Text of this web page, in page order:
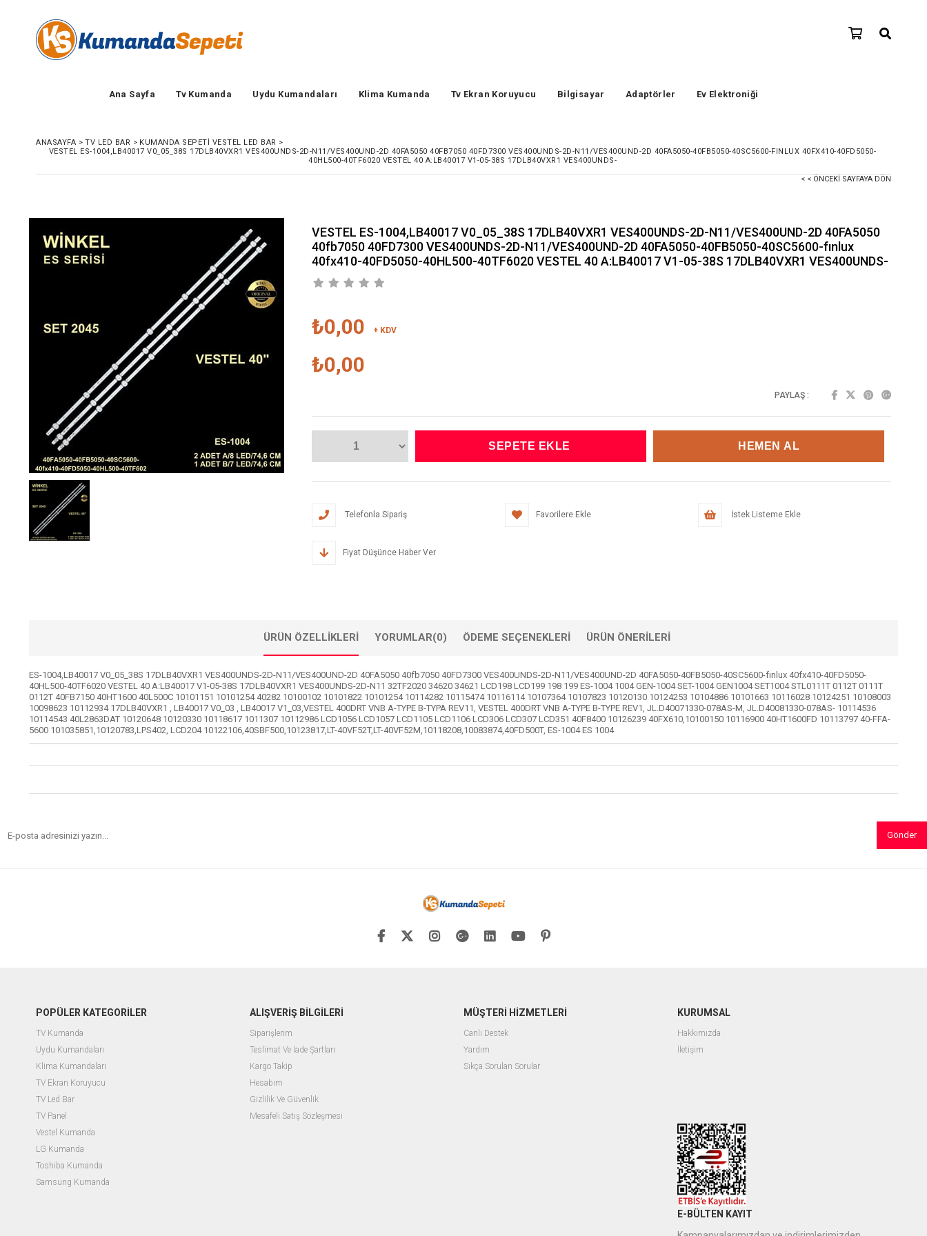
Ana Sayfa Tv Kumanda Uydu Kumandaları Klima Kumanda Tv Ekran Koruyucu Bilgisayar Adaptörler Ev Elektroniği
ANASAYFA > TV LED BAR > KUMANDA SEPETI VESTEL LED BAR >
VESTEL ES-1004,LB40017 V0_05_38S 17DLB40VXR1 VES400UNDS-2D-N11/VES400UND-2D 40FA5050 40FB7050 40FD7300 VES400UNDS-2D-N11/VES400UND-2D 40FA5050-40FB5050-40SC5600-FINLUX 40FX410-40FD5050-
40HL500-40TF6020 VESTEL 40 A:LB40017 V1-05-38S 17DLB40VXR1 VES400UNDS-
< < ÖNCEKI SAYFAYA DÖN
VESTEL ES-1004,LB40017 V0_05_38S 17DLB40VXR1 VES400UNDS-2D-N11/VES400UND-2D 40FA5050
40fb7050 40FD7300 VES400UNDS-2D-N11/VES400UND-2D 40FA5050-40FB5050-40SC5600-fınlux
40fx410-40FD5050-40HL500-40TF6020 VESTEL 40 A:LB40017 V1-05-38S 17DLB40VXR1 VES400UNDS-
₺0,00 + KDV
₺0,00
PAYLAŞ :
Telefonla Sipariş Favorilere Ekle İstek Listeme Ekle
Fiyat Düşünce Haber Ver
ÜRÜN ÖZELLIKLERI YORUMLAR(0) ÖDEME SEÇENEKLERI ÜRÜN ÖNERILERI
ES-1004,LB40017 V0_05_38S 17DLB40VXR1 VES400UNDS-2D-N11/VES400UND-2D 40FA5050 40fb7050 40FD7300 VES400UNDS-2D-N11/VES400UND-2D 40FA5050-40FB5050-40SC5600-fınlux 40fx410-40FD5050-
40HL500-40TF6020 VESTEL 40 A:LB40017 V1-05-38S 17DLB40VXR1 VES400UNDS-2D-N11 32TF2020 34620 34621 LCD198 LCD199 198 199 ES-1004 1004 GEN-1004 SET-1004 GEN1004 SET1004 STL0111T 0112T 0111T
0112T 40FB7150 40HT1600 40L500C 10101151 10101254 40282 10100102 10101822 10101254 10114282 10115474 10116114 10107364 10107823 10120130 10124253 10104886 10101663 10116028 10124251 10108003
10098623 10112934 17DLB40VXR1 , LB40017 V0_03 , LB40017 V1_03,VESTEL 400DRT VNB A-TYPE B-TYPA REV11, VESTEL 400DRT VNB A-TYPE B-TYPE REV1, JL.D40071330-078AS-M, JL.D40081330-078AS- 10114536
10114543 40L2863DAT 10120648 10120330 10118617 1011307 10112986 LCD1056 LCD1057 LCD1105 LCD1106 LCD306 LCD307 LCD351 40F8400 10126239 40FX610,10100150 10116900 40HT1600FD 10113797 40-FFA-
5600 101035851,10120783,LPS402, LCD204 10122106,40SBF500,10123817,LT-40VF52T,LT-40VF52M,10118208,10083874,40FD500T, ES-1004 ES 1004
Gönder
POPÜLER KATEGORİLER
TV Kumanda
Uydu Kumandaları
Klima Kumandaları
TV Ekran Koruyucu
TV Led Bar
TV Panel
Vestel Kumanda
LG Kumanda
Toshiba Kumanda
Samsung Kumanda
ALIŞVERİŞ BİLGİLERİ
Siparişlerim
Teslimat Ve İade Şartları
Kargo Takip
Hesabım
Gizlilik Ve Güvenlik
Mesafeli Satış Sözleşmesi
MÜŞTERİ HİZMETLERİ
Canlı Destek
Yardım
Sıkça Sorulan Sorular
KURUMSAL
Hakkımızda
İletişim
E-BÜLTEN KAYIT